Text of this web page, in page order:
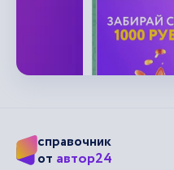
справочник
от автор24